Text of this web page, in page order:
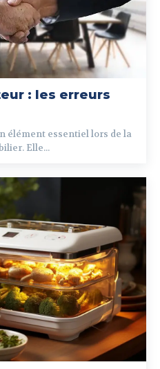
: les erreurs
élément essentiel lors de la
Elle...